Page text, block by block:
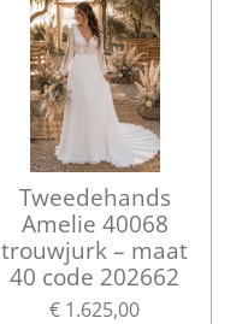
Tweedehands
Amelie 40068
trouwjurk – maat
40 code 202662
€ 1.625,00